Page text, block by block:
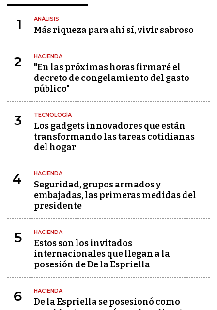
1 ANÁLISIS
Más riqueza para ahí sí, vivir sabroso
2 HACIENDA
"En las próximas horas firmaré el
decreto de congelamiento del gasto
público"
3 TECNOLOGÍA
Los gadgets innovadores que están
transformando las tareas cotidianas
del hogar
4 HACIENDA
Seguridad, grupos armados y
embajadas, las primeras medidas del
presidente
5 HACIENDA
Estos son los invitados
internacionales que llegan a la
posesión de De la Espriella
6 HACIENDA
De la Espriella se posesionó como